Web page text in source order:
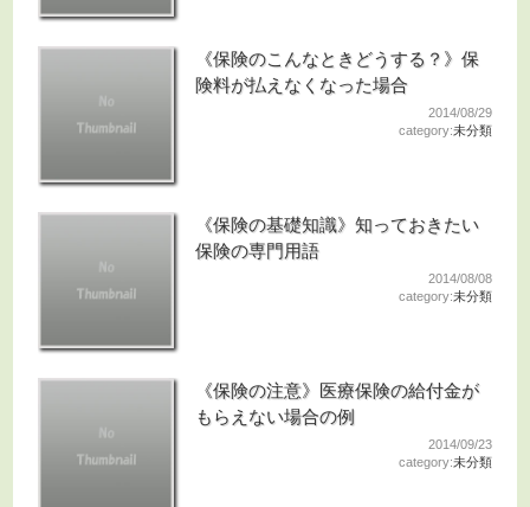
《保険のこんなときどうする？》保
険料が払えなくなった場合
2014/08/29
category:未分類
《保険の基礎知識》知っておきたい
保険の専門用語
2014/08/08
category:未分類
《保険の注意》医療保険の給付金が
もらえない場合の例
2014/09/23
category:未分類